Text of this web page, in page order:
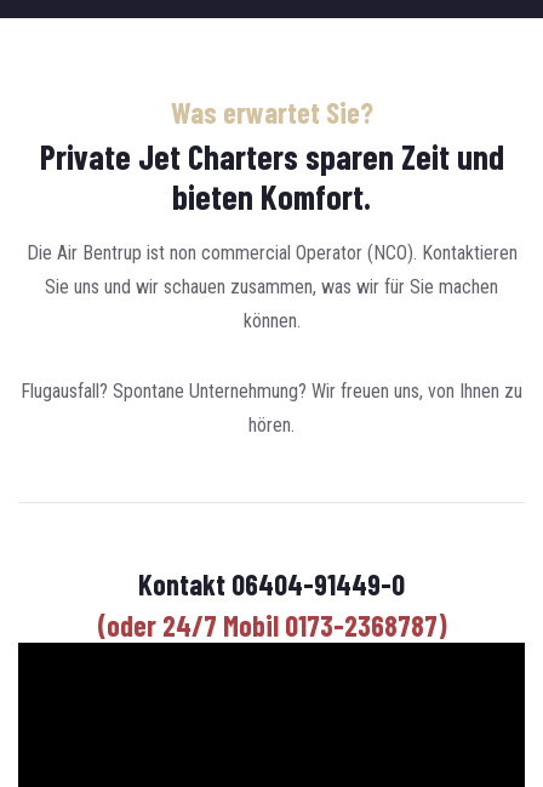
Was erwartet Sie?
Private Jet Charters sparen Zeit und
bieten Komfort.
Die Air Bentrup ist non commercial Operator (NCO). Kontaktieren
Sie uns und wir schauen zusammen, was wir für Sie machen
können.
Flugausfall? Spontane Unternehmung? Wir freuen uns, von Ihnen zu
hören.
Kontakt 06404-91449-0
(oder 24/7 Mobil 0173-2368787)